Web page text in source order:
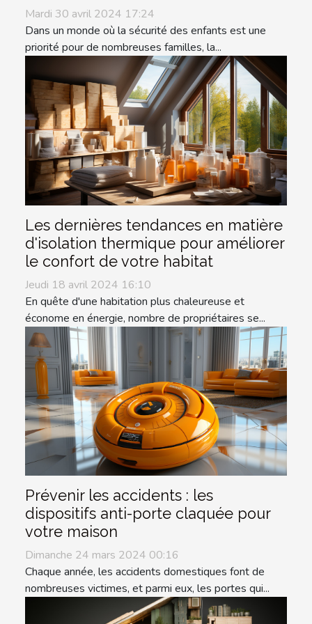
Mardi 30 avril 2024 17:24
Dans un monde où la sécurité des enfants est une
priorité pour de nombreuses familles, la...
Les dernières tendances en matière
d'isolation thermique pour améliorer
le confort de votre habitat
Jeudi 18 avril 2024 16:10
En quête d'une habitation plus chaleureuse et
économe en énergie, nombre de propriétaires se...
Prévenir les accidents : les
dispositifs anti-porte claquée pour
votre maison
Dimanche 24 mars 2024 00:16
Chaque année, les accidents domestiques font de
nombreuses victimes, et parmi eux, les portes qui...